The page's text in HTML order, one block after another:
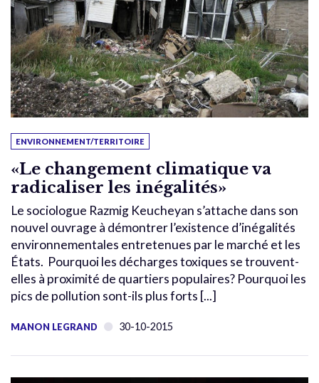
ENVIRONNEMENT/TERRITOIRE
«Le changement climatique va
radicaliser les inégalités»
Le sociologue Razmig Keucheyan s’attache dans son
nouvel ouvrage à démontrer l’existence d’inégalités
environnementales entretenues par le marché et les
États. Pourquoi les décharges toxiques se trouvent-
elles à proximité de quartiers populaires? Pourquoi les
pics de pollution sont-ils plus forts [...]
MANON LEGRAND 30-10-2015